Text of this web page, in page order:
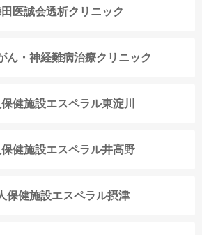
医誠会透析クリニック
ん・神経難病治療クリニック
健施設エスペラル東淀川
健施設エスペラル井高野
保健施設エスペラル摂津